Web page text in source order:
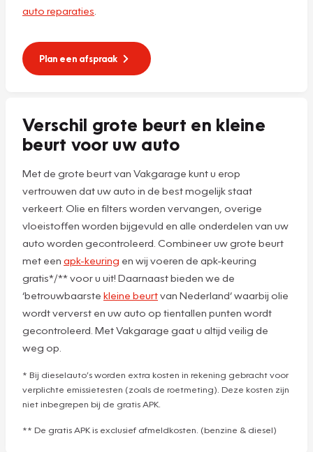
auto reparaties
Plan een afspraak
Verschil grote beurt en kleine
beurt voor uw auto
Met de grote beurt van Vakgarage kunt u erop
vertrouwen dat uw auto in de best mogelijk staat
verkeert. Olie en filters worden vervangen, overige
vloeistoffen worden bijgevuld en alle onderdelen van uw
auto worden gecontroleerd. Combineer uw grote beurt
met een apk-keuring en wij voeren de apk-keuring
gratis*/** voor u uit! Daarnaast bieden we de
‘betrouwbaarste kleine beurtvan Nederland’ waarbij olie
wordt ververst en uw auto op tientallen punten wordt
gecontroleerd. Met Vakgarage gaat u altijd veilig de
weg op.
* Bij dieselauto’s worden extra kosten in rekening gebracht voor
verplichte emissietesten (zoals de roetmeting). Deze kosten zijn
niet inbegrepen bij de gratis APK.
** De gratis APK is exclusief afmeldkosten. (benzine & diesel)